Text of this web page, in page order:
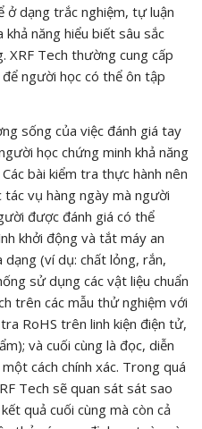
ở dạng trắc nghiệm, tự luận
năng hiểu biết sâu sắc
XRF Tech thường cung cấp
người học có thể ôn tập
sống của việc đánh giá tay
học chứng minh khả năng
bài kiểm tra thực hành nên
vụ hàng ngày mà người
được đánh giá có thể
khởi động và tắt máy an
(ví dụ: chất lỏng, rắn,
sử dụng các vật liệu chuẩn
trên các mẫu thử nghiệm với
RoHS trên linh kiện điện tử,
và cuối cùng là đọc, diễn
cách chính xác. Trong quá
Tech sẽ quan sát sát sao
quả cuối cùng mà còn cả